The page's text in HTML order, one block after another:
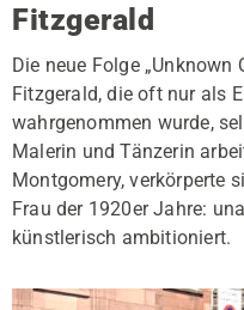
Fitzgerald
Die neue Folge „Unknown
Fitzgerald, die oft nur als
wahrgenommen wurde,
Malerin und Tänzerin
Montgomery, verkörperte
Frau der 1920er Jahre:
künstlerisch ambitioniert.